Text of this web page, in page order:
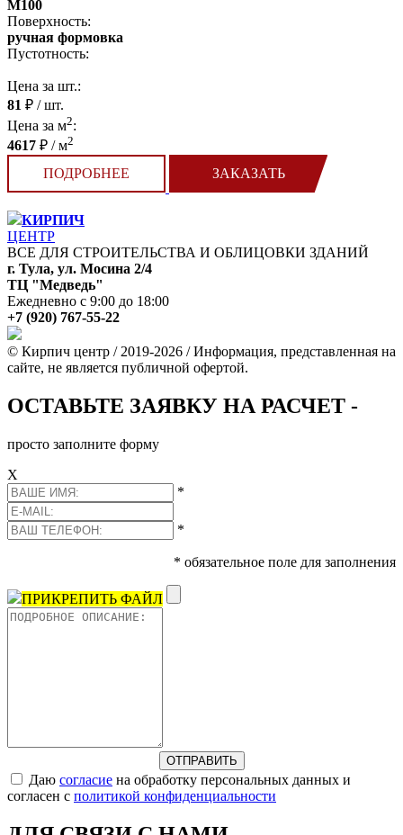
М100
Поверхность:
ручная формовка
Пустотность:
Цена за шт.:
81 ₽ / шт.
Цена за м2:
4617 ₽ / м2
ПОДРОБНЕЕ ЗАКАЗАТЬ
КИРПИЧ
ЦЕНТР
ВСЕ ДЛЯ СТРОИТЕЛЬСТВА И ОБЛИЦОВКИ ЗДАНИЙ
г. Тула, ул. Мосина 2/4
ТЦ "Медведь"
Ежедневно с 9:00 до 18:00
+7 (920) 767-55-22
© Кирпич центр / 2019-2026 / Информация, представленная на
сайте, не является публичной офертой.
ОСТАВЬТЕ ЗАЯВКУ НА РАСЧЕТ -
просто заполните форму
Х
*
*
* обязательное поле для заполнения
ПРИКРЕПИТЬ ФАЙЛ
Даю согласие на обработку персональных данных и
согласен с политикой конфиденциальности